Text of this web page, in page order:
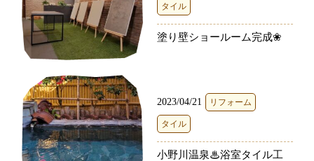
タイル
塗り壁ショールーム完成❀
2023/04/21 リフォーム
タイル
小野川温泉♨浴室タイル工